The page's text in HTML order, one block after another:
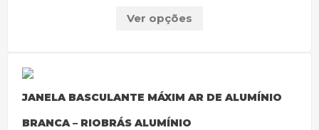
Ver opções
JANELA BASCULANTE MÁXIM AR DE ALUMÍNIO
BRANCA – RIOBRÁS ALUMÍNIO